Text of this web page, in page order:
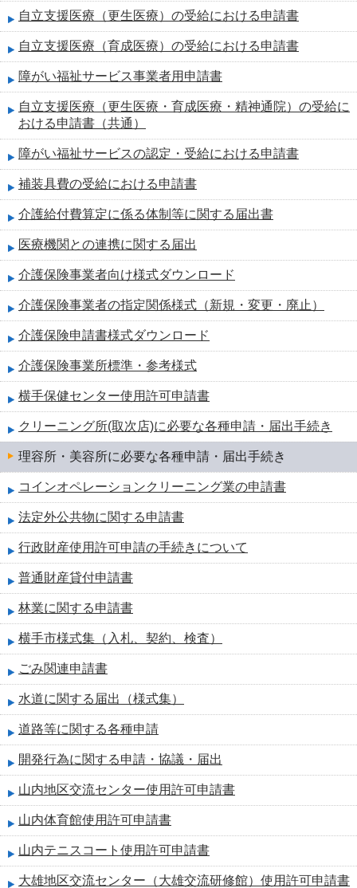
自立支援医療（更生医療）の受給における申請書
自立支援医療（育成医療）の受給における申請書
障がい福祉サービス事業者用申請書
自立支援医療（更生医療・育成医療・精神通院）の受給に
おける申請書（共通）
障がい福祉サービスの認定・受給における申請書
補装具費の受給における申請書
介護給付費算定に係る体制等に関する届出書
医療機関との連携に関する届出
介護保険事業者向け様式ダウンロード
介護保険事業者の指定関係様式（新規・変更・廃止）
介護保険申請書様式ダウンロード
介護保険事業所標準・参考様式
横手保健センター使用許可申請書
クリーニング所(取次店)に必要な各種申請・届出手続き
理容所・美容所に必要な各種申請・届出手続き
コインオペレーションクリーニング業の申請書
法定外公共物に関する申請書
行政財産使用許可申請の手続きについて
普通財産貸付申請書
林業に関する申請書
横手市様式集（入札、契約、検査）
ごみ関連申請書
水道に関する届出（様式集）
道路等に関する各種申請
開発行為に関する申請・協議・届出
山内地区交流センター使用許可申請書
山内体育館使用許可申請書
山内テニスコート使用許可申請書
大雄地区交流センター（大雄交流研修館）使用許可申請書